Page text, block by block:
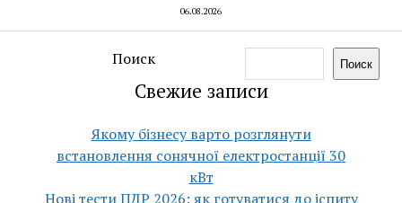
06.08.2026
Поиск Поиск
Свежие записи
Якому бізнесу варто розглянути
встановлення сонячної електростанції 30
кВт
Нові тести ПДР 2026: як готуватися до іспиту